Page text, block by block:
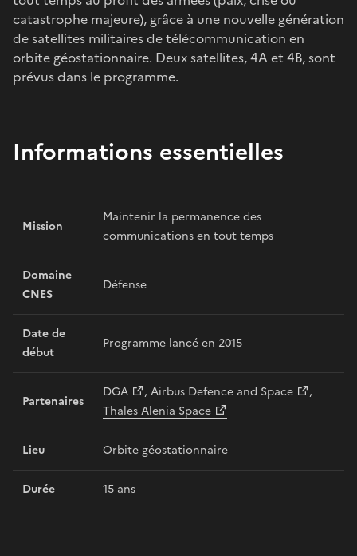
catastrophe majeure), grâce à une nouvelle génération
de satellites militaires de télécommunication en
orbite géostationnaire. Deux satellites, 4A et 4B, sont
prévus dans le programme.
Informations essentielles
Mission
Maintenir la permanence des
communications en tout temps
Domaine
CNES
Défense
Date de
début
Programme lancé en 2015
Partenaires
DGA , Airbus Defence and Space
,
Thales Alenia Space
Lieu Orbite géostationnaire
Durée 15 ans